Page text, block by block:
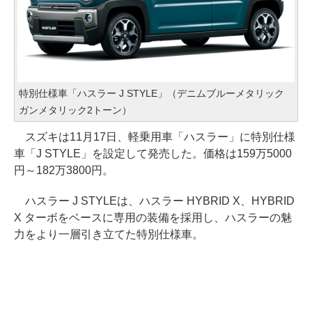
特別仕様車「ハスラー J STYLE」（デニムブルーメタリック
ガンメタリック2トーン）
スズキは11月17日、軽乗用車「ハスラー」に特別仕様
車「J STYLE」を設定して発売した。価格は159万5000
円～182万3800円。
ハスラー J STYLEは、ハスラー HYBRID X、HYBRID
X ターボをベースに専用の装備を採用し、ハスラーの魅
力をより一層引き立てた特別仕様車。